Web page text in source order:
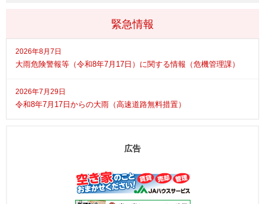
緊急情報
2026年8月7日
大雨危険警報等（令和8年7月17日）に関する情報（危機管理課）
2026年7月29日
令和8年7月17日からの大雨（高速道路無料措置）
広告